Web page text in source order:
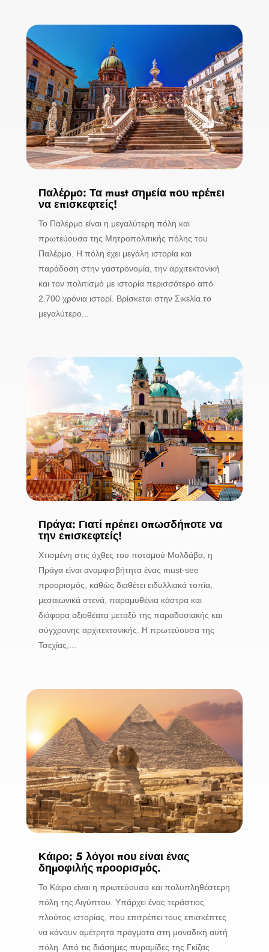
Παλέρμο: Τα must σημεία που πρέπει
να επισκεφτείς!
Το Παλέρμο είναι η μεγαλύτερη πόλη και
πρωτεύουσα της Μητροπολιτικής πόλης του
Παλέρμο. Η πόλη έχει μεγάλη ιστορία και
παράδοση στην γαστρονομία, την αρχιτεκτονική
και τον πολιτισμό με ιστορία περισσότερο από
2.700 χρόνια ιστορί. Βρίσκεται στην Σικελία το
μεγαλύτερο...
Πράγα: Γιατί πρέπει οπωσδήποτε να
την επισκεφτείς!
Χτισμένη στις όχθες του ποταμού Μολδάβα, η
Πράγα είναι αναμφισβήτητα ένας must-see
προορισμός, καθώς διαθέτει ειδυλλιακά τοπία,
μεσαιωνικά στενά, παραμυθένια κάστρα και
διάφορα αξιοθέατα μεταξύ της παραδοσιακής και
σύγχρονης αρχιτεκτονικής. Η πρωτεύουσα της
Τσεχίας,...
Κάιρο: 5 λόγοι που είναι ένας
δημοφιλής προορισμός.
Το Κάιρο είναι η πρωτεύουσα και πολυπληθέστερη
πόλη της Αιγύπτου. Υπάρχει ένας τεράστιος
πλούτος ιστορίας, που επιτρέπει τους επισκέπτες
να κάνουν αμέτρητα πράγματα στη μοναδική αυτή
πόλη. Από τις διάσημες πυραμίδες της Γκίζας